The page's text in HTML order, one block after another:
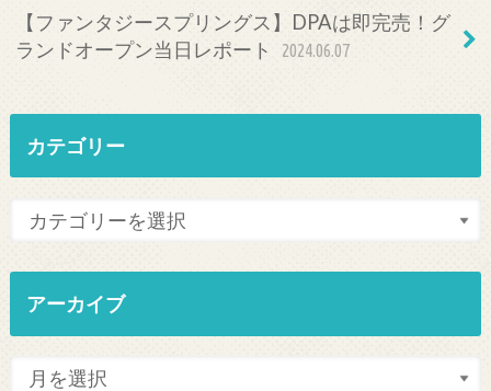
【ファンタジースプリングス】DPAは即完売！グ
ランドオープン当日レポート
2024.06.07
カテゴリー
アーカイブ